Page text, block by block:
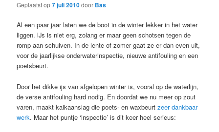
Geplaatst op7 juli 2010door Bas
Al een paar jaar laten we de boot in de winter lekker in het water
liggen. IJs is niet erg, zolang er maar geen schotsen tegen de
romp aan schuiven. In de lente of zomer gaat ze er dan even uit,
voor de jaarlijkse onderwaterinspectie, nieuwe antifouling en een
poetsbeurt.
Door het dikke ijs van afgelopen winter is, vooral op de waterlijn,
de verse antifouling hard nodig. En doordat we nu meer op zout
varen, maakt kalkaanslag die poets- en waxbeurtzeer dankbaar
werk. Maar het puntje ‘inspectie’ is dit keer heel serieus: